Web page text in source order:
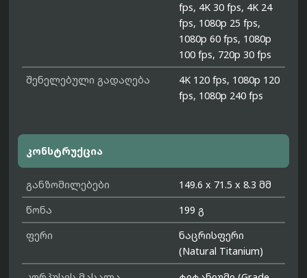
fps, 4K 30 fps, 4K 24
fps, 1080p 25 fps,
1080p 60 fps, 1080p
100 fps, 720p 30 fps
შენელებული გადაღება
4K 120 fps, 1080p 120
fps, 1080p 240 fps
კონსტრუქცია
განზომილებები
149.6 x 71.5 x 8.3 მმ
წონა
199 გ
ფერი
ნაცრისფერი
(Natural Titanium)